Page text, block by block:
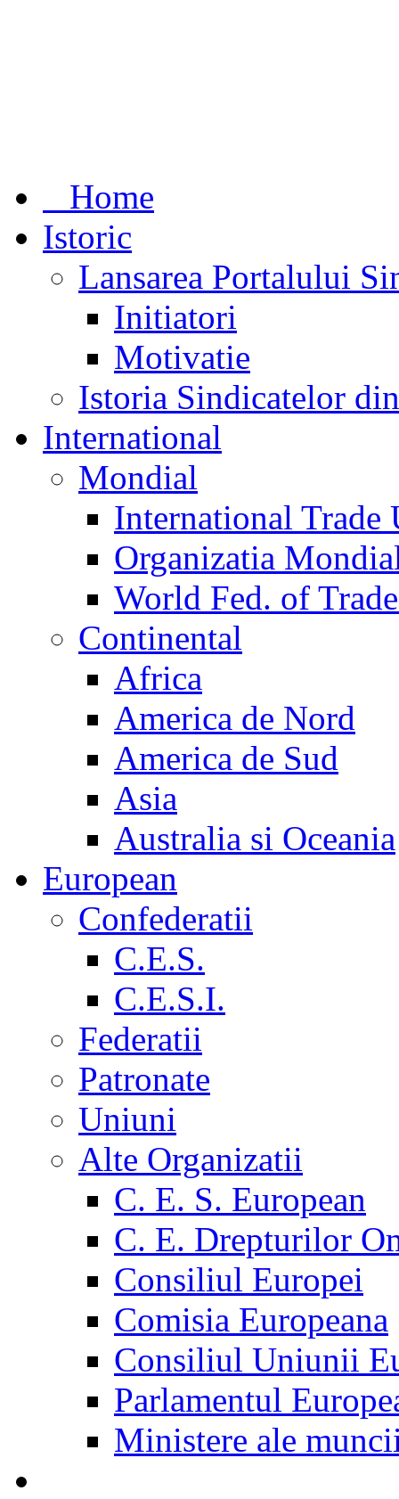
Home
Istoric
Lansarea Portalului
Initiatori
Motivatie
Istoria Sindicatelor
International
Mondial
International Trade
Organizatia
World Fed. of
Continental
Africa
America de Nord
America de Sud
Asia
Australia si Oceania
European
Confederatii
C.E.S.
C.E.S.I.
Federatii
Patronate
Uniuni
Alte Organizatii
C. E. S. European
C. E. Drepturilor
Consiliul Europei
Comisia Europeana
Consiliul Uniunii
Parlamentul
Ministere ale